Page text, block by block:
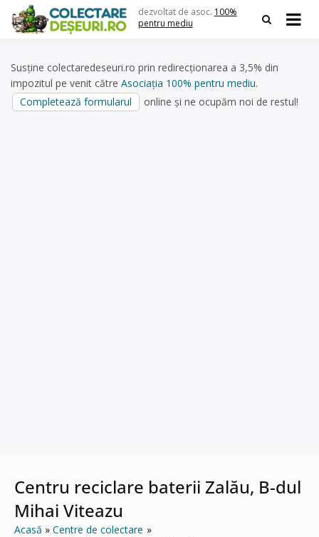
content
dezvoltat de asoc. 100%
pentru mediu
Susține colectaredeseuri.ro prin redirecționarea a 3,5% din
impozitul pe venit către Asociația 100% pentru mediu.
Completează formularul
online și ne ocupăm noi de restul!
Centru reciclare baterii Zalău, B-dul
Mihai Viteazu
Acasă
Centre de colectare